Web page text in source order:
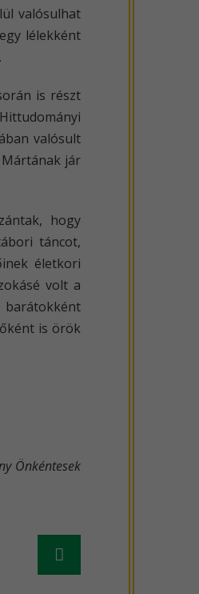
valósulhat
lélekként
is részt
valósult
jár
hogy
táncot,
életkori
volt a
barátokként
is örök
Önkéntesek
Régebbi
hír